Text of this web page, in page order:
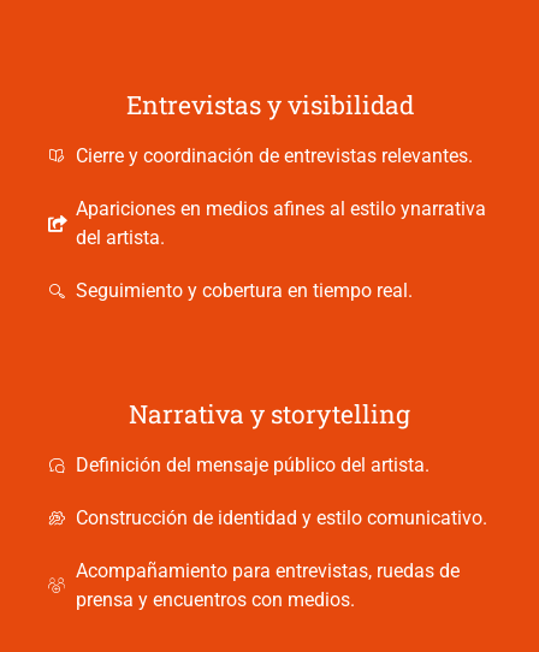
Entrevistas y visibilidad
Cierre y coordinación de entrevistas relevantes.
Apariciones en medios afines al estilo ynarrativa
del artista.
Seguimiento y cobertura en tiempo real.
Narrativa y storytelling
Definición del mensaje público del artista.
Construcción de identidad y estilo comunicativo.
Acompañamiento para entrevistas, ruedas de
prensa y encuentros con medios.